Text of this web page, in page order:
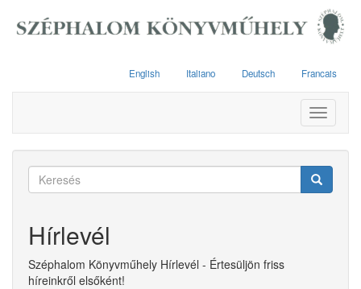
English Italiano Deutsch Francais
Toggle
Keresés
Hírlevél
Széphalom Könyvműhely Hírlevél - Értesüljön friss
híreinkről elsőként!